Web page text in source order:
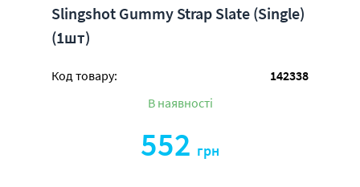
Slingshot Gummy Strap Slate (Single)
(1шт)
Код товару:
142338
В наявності
552 грн